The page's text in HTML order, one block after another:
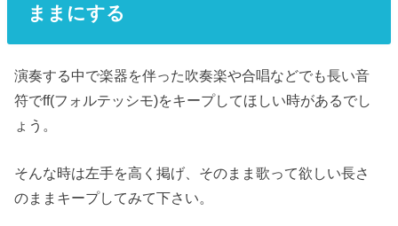
ままにする
演奏する中で楽器を伴った吹奏楽や合唱などでも長い音
符でff(フォルテッシモ)をキープしてほしい時があるでし
ょう。
そんな時は左手を高く掲げ、そのまま歌って欲しい長さ
のままキープしてみて下さい。